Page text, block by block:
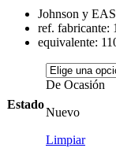
Johnson y
ref. fabricante:
equivalente:
Estado
De Ocasión
Nuevo
Limpiar